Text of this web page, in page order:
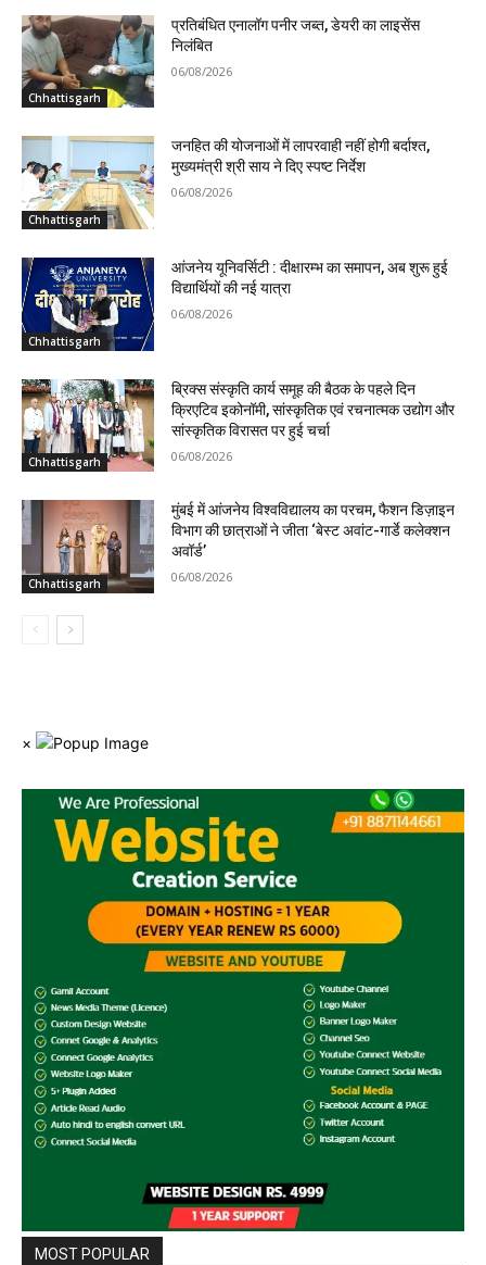
Chhattisgarh
प्रतिबंधित एनालॉग पनीर जब्त, डेयरी का लाइसेंस
निलंबित
06/08/2026
Chhattisgarh
जनहित की योजनाओं में लापरवाही नहीं होगी बर्दाश्त,
मुख्यमंत्री श्री साय ने दिए स्पष्ट निर्देश
06/08/2026
Chhattisgarh
आंजनेय यूनिवर्सिटी : दीक्षारम्भ का समापन, अब शुरू हुई
विद्यार्थियों की नई यात्रा
06/08/2026
Chhattisgarh
ब्रिक्स संस्कृति कार्य समूह की बैठक के पहले दिन
क्रिएटिव इकोनॉमी, सांस्कृतिक एवं रचनात्मक उद्योग और
सांस्कृतिक विरासत पर हुई चर्चा
06/08/2026
Chhattisgarh
मुंबई में आंजनेय विश्वविद्यालय का परचम, फैशन डिज़ाइन
विभाग की छात्राओं ने जीता ‘बेस्ट अवांट-गार्डे कलेक्शन
अवॉर्ड’
06/08/2026
×
MOST POPULAR